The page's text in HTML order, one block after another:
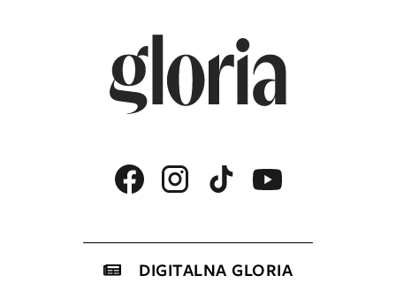
DIGITALNA GLORIA